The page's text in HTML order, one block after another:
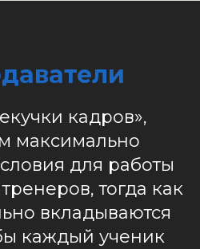
кадров»,
максимально
для работы
тогда как
вкладываются
каждый ученик